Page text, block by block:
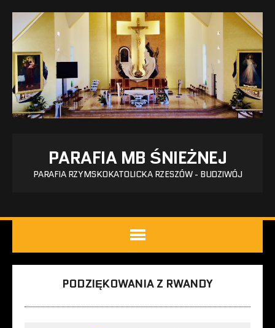
PARAFIA MB ŚNIEŻNEJ
PARAFIA RZYMSKOKATOLICKA RZESZÓW - BUDZIWÓJ
PODZIĘKOWANIA Z RWANDY